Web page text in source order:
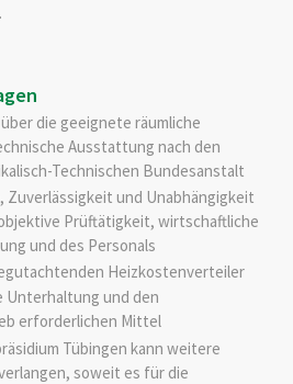
die geeignete räumliche
Ausstattung nach den
Technischen Bundesanstalt
Zuverlässigkeit und Unabhängigkeit
Prüftätigkeit, wirtschaftliche
und des Personals
Heizkostenverteiler
Unterhaltung und den
erforderlichen Mittel
Tübingen kann weitere
soweit es für die